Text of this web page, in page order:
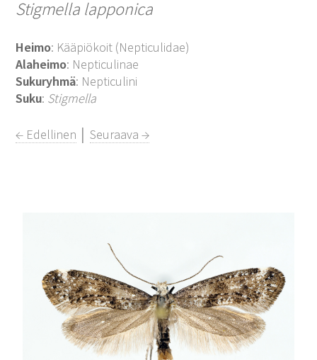
Stigmella lapponica
Heimo: Kääpiökoit (Nepticulidae)
Alaheimo: Nepticulinae
Sukuryhmä: Nepticulini
Suku: Stigmella
← Edellinen │Seuraava →